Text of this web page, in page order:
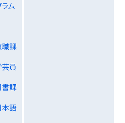
ム
職課
芸員
書課
本語